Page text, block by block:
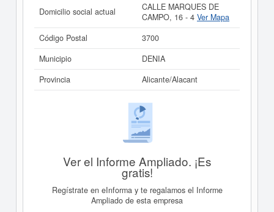
Domicilio social actual
CALLE MARQUES DE
CAMPO, 16 - 4 Ver Mapa
Código Postal
3700
Municipio
DENIA
Provincia
Alicante/Alacant
Ver el Informe Ampliado. ¡Es
gratis!
Regístrate en eInforma y te regalamos el Informe
Ampliado de esta empresa